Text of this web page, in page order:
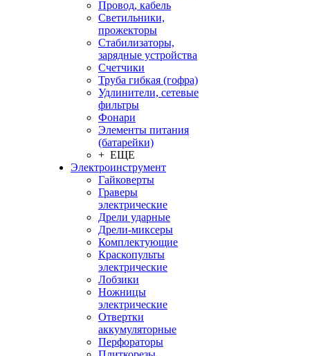
Провод, кабель
Светильники,
прожекторы
Стабилизаторы,
зарядные устройства
Счетчики
Труба гибкая (гофра)
Удлинители, сетевые
фильтры
Фонари
Элементы питания
(батарейки)
+ ЕЩЕ
Электроинструмент
Гайковерты
Граверы
электрические
Дрели ударные
Дрели-миксеры
Комплектующие
Краскопульты
электрические
Лобзики
Ножницы
электрические
Отвертки
аккумуляторные
Перфораторы